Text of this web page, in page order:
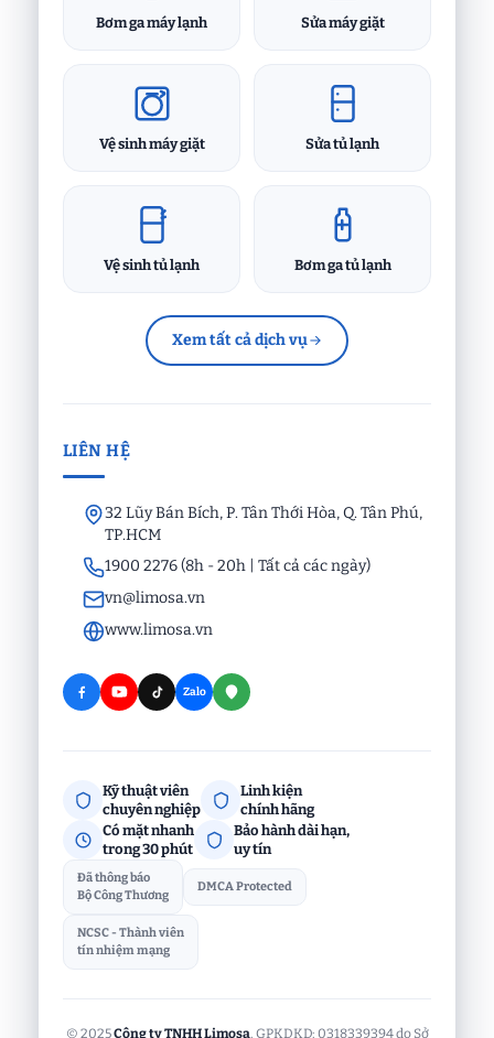
Bơm ga máy lạnh Sửa máy giặt
Vệ sinh máy giặt Sửa tủ lạnh
Vệ sinh tủ lạnh Bơm ga tủ lạnh
Xem tất cả dịch vụ
LIÊN HỆ
32 Lũy Bán Bích, P. Tân Thới Hòa, Q. Tân Phú,
TP.HCM
1900 2276 (8h - 20h | Tất cả các ngày)
vn@limosa.vn
www.limosa.vn
Zalo
Kỹ thuật viên
chuyên nghiệp
Linh kiện
chính hãng
Có mặt nhanh
trong 30 phút
Bảo hành dài hạn,
uy tín
Đã thông báo
Bộ Công Thương
DMCA Protected
NCSC - Thành viên
tín nhiệm mạng
© 2025Công ty TNHH Limosa. GPKDKD: 0318339394 do Sở